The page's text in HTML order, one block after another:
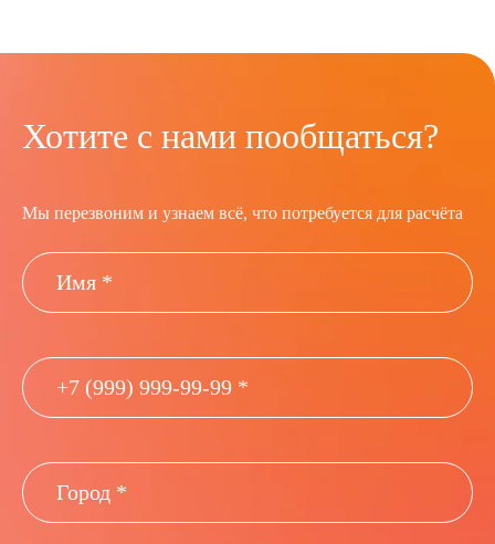
Хотите с нами пообщаться?
Мы перезвоним и узнаем всё, что потребуется для расчёта